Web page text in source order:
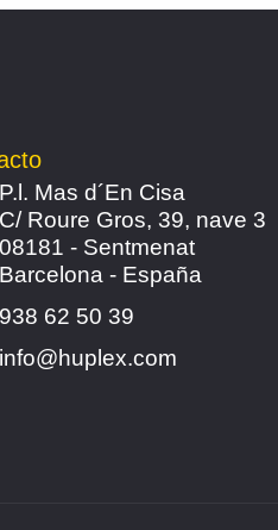
P.l. Mas d´En Cisa
C/ Roure Gros, 39, nave 3
08181 - Sentmenat
Barcelona - España
938 62 50 39
info@huplex.com